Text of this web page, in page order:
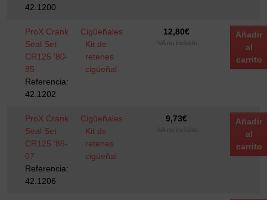
42.1200
ProX Crank
Seal Set
CR125 '80-
85
Referencia:
42.1202
Cigüeñales
Kit de
retenes
cigüeñal
12,80€
IVA no incluido
Añadir
al
carrito
ProX Crank
Seal Set
CR125 '86-
07
Referencia:
42.1206
Cigüeñales
Kit de
retenes
cigüeñal
9,73€
IVA no incluido
Añadir
al
carrito